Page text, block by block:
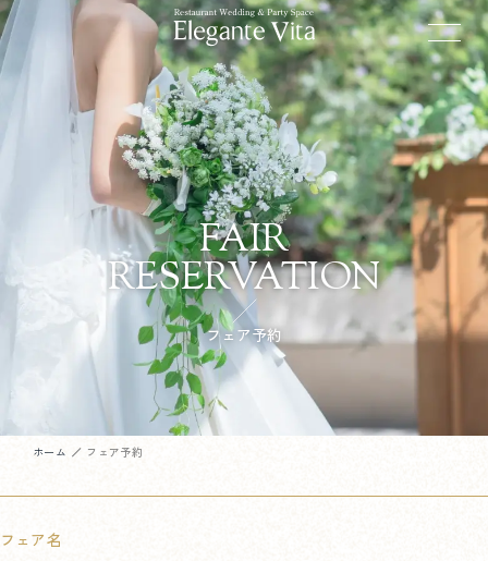
FAIR
RESERVATION
フェア予約
ホーム フェア予約
フェア名